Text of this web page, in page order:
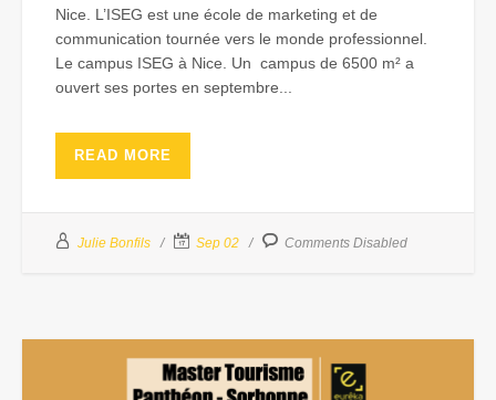
Nice. L’ISEG est une école de marketing et de
communication tournée vers le monde professionnel.
Le campus ISEG à Nice. Un campus de 6500 m² a
ouvert ses portes en septembre...
READ MORE
Julie Bonfils Sep 02 Comments Disabled